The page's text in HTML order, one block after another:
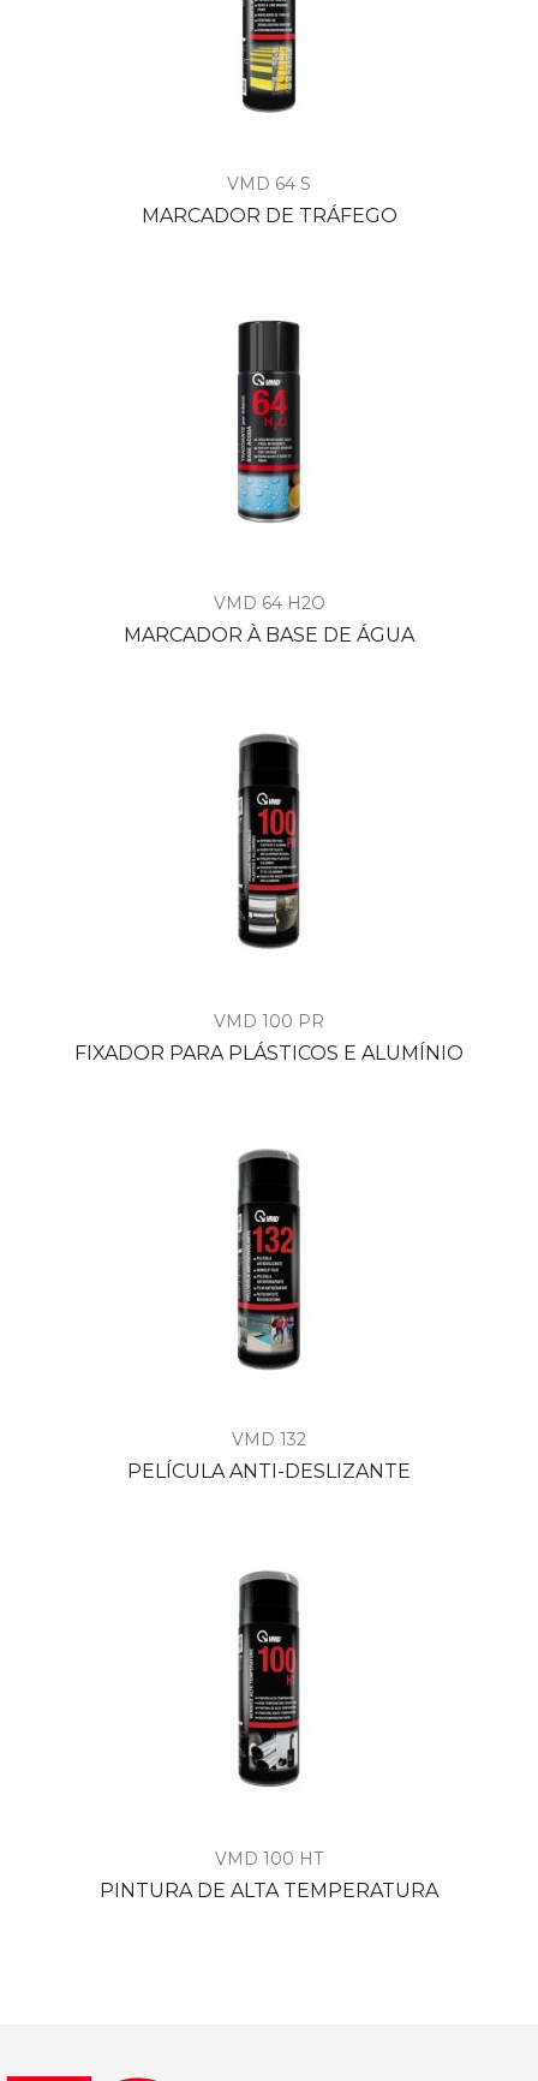
VMD 64 S
MARCADOR DE TRÁFEGO
VMD 64 H2O
MARCADOR À BASE DE ÁGUA
VMD 100 PR
FIXADOR PARA PLÁSTICOS E ALUMÍNIO
VMD 132
PELÍCULA ANTI-DESLIZANTE
VMD 100 HT
PINTURA DE ALTA TEMPERATURA